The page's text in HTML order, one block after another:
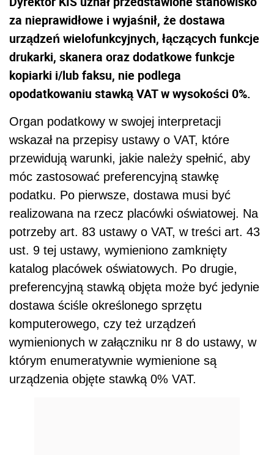
móc zastosować preferencyjną stawkę
podatku. Po pierwsze, dostawa musi być
realizowana na rzecz placówki oświatowej. Na
potrzeby art. 83 ustawy o VAT, w treści art. 43
ust. 9 tej ustawy, wymieniono zamknięty
katalog placówek oświatowych. Po drugie,
preferencyjną stawką objęta może być jedynie
dostawa ściśle określonego sprzętu
komputerowego, czy też urządzeń
wymienionych w załączniku nr 8 do ustawy, w
którym enumeratywnie wymienione są
urządzenia objęte stawką 0% VAT.
REKLAMA